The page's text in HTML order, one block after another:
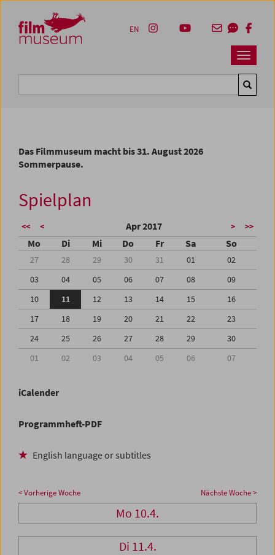
Zum Inhalt
Zum Hauptmenü
Zur Servicenavigation
Zum Suche
Navbar
EN
Das Filmmuseum macht bis 31. August 2026
Sommerpause.
Spielplan
<< < Apr 2017 > >>
Mo Di Mi Do Fr Sa So
27 28 29 30 31 01
02
03
04 05 06 07 08
09
10
11 12 13 14 15
16
17
18 19 20 21 22
23
24
25 26 27 28 29
30
01
02 03 04 05 06 07
iCalender
Programmheft-PDF
English language or subtitles
< Vorherige Woche Nächste Woche >
Mo 10.4.
Di 11.4.